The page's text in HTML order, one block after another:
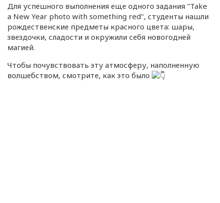
Для успешного выполнения еще одного задания "Take
a New Year photo with something red", студенты нашли
рождественские предметы красного цвета: шары,
звездочки, сладости и окружили себя новогодней
магией.
Чтобы почувствовать эту атмосферу, наполненную
волшебством, смотрите, как это было